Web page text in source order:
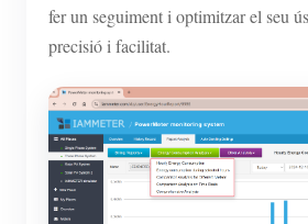
fer un seguiment i optimitzar el seu
precisió i facilitat.